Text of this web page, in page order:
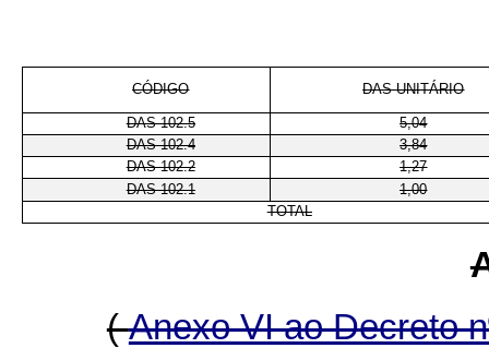
CÓDIGO DAS-UNITÁRIO
DAS 102.5
5,04
DAS 102.4
3,84
DAS 102.2
1,27
DAS 102.1
1,00
TOTAL
(Anexo VI ao Decreto